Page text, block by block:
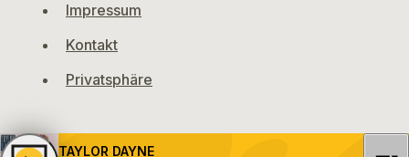
Impressum
Kontakt
Privatsphäre
TAYLOR DAYNE